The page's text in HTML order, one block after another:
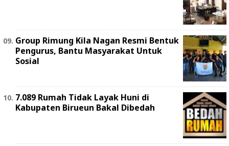
Group Rimung Kila Nagan Resmi Bentuk
Pengurus, Bantu Masyarakat Untuk
Sosial
7.089 Rumah Tidak Layak Huni di
Kabupaten Birueun Bakal Dibedah